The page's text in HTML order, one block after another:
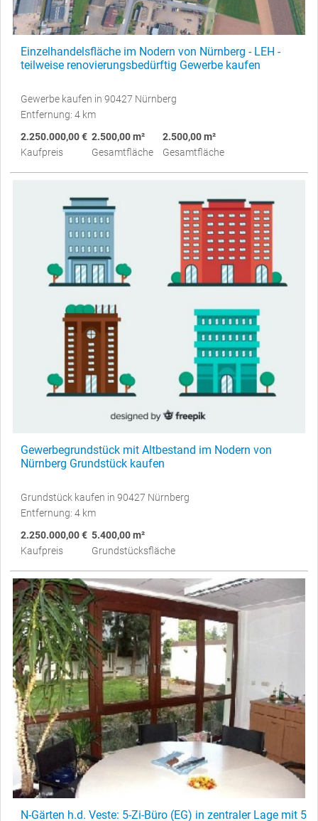
Einzelhandelsfläche im Nodern von Nürnberg - LEH -
teilweise renovierungsbedürftig Gewerbe kaufen
Gewerbe kaufen in 90427 Nürnberg
Entfernung: 4 km
2.250.000,00 €
Kaufpreis
2.500,00 m²
Gesamtfläche
2.500,00 m²
Gesamtfläche
Gewerbegrundstück mit Altbestand im Nodern von
Nürnberg Grundstück kaufen
Grundstück kaufen in 90427 Nürnberg
Entfernung: 4 km
2.250.000,00 €
Kaufpreis
5.400,00 m²
Grundstücksfläche
N-Gärten h.d. Veste: 5-Zi-Büro (EG) in zentraler Lage mit 5